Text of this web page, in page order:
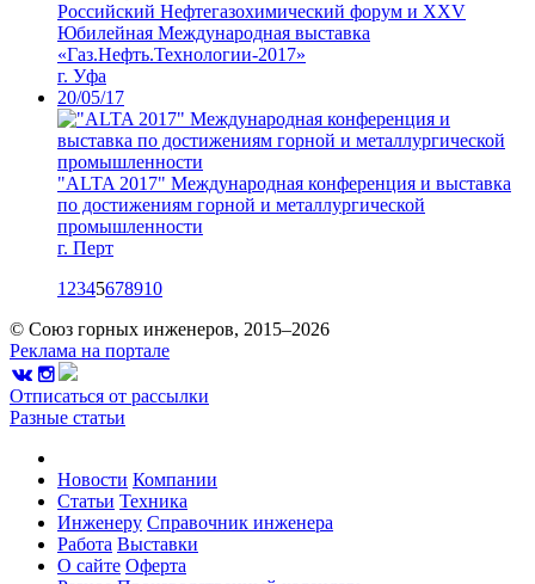
Российский Нефтегазохимический форум и XXV
Юбилейная Международная выставка
«Газ.Нефть.Технологии-2017»
г. Уфа
20/05/17
"ALTA 2017" Международная конференция и выставка
по достижениям горной и металлургической
промышленности
г. Перт
1 2345678910
© Союз горных инженеров, 2015–2026
Реклама на портале
Отписаться от рассылки
Разные статьи
Новости Компании
Статьи Техника
Инженеру Справочник инженера
Работа Выставки
О сайте Оферта